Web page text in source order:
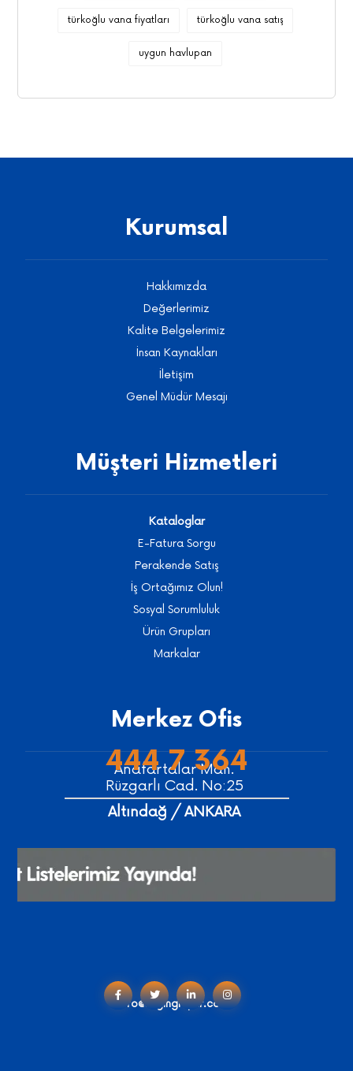
türkoğlu vana fiyatları türkoğlu vana satış
uygun havlupan
Kurumsal
Hakkımızda
Değerlerimiz
Kalite Belgelerimiz
İnsan Kaynakları
İletişim
Genel Müdür Mesajı
Müşteri Hizmetleri
Kataloglar
E-Fatura Sorgu
Perakende Satış
İş Ortağımız Olun!
Sosyal Sorumluluk
Ürün Grupları
Markalar
Merkez Ofis
Anafartalar Mah.
Rüzgarlı Cad. No:25
Altındağ / ANKARA
444 7 364
info@engingruptr.com